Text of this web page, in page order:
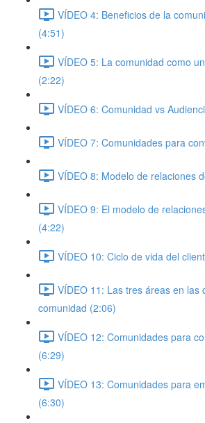
VÍDEO 4: Beneficios de la
(4:51)
VÍDEO 5: La comunidad como
(2:22)
VÍDEO 6: Comunidad vs
VÍDEO 7: Comunidades para
VÍDEO 8: Modelo de relaciones
VÍDEO 9: El modelo de
(4:22)
VÍDEO 10: Ciclo de vida del
VÍDEO 11: Las tres áreas en las
comunidad (2:06)
VÍDEO 12: Comunidades para
(6:29)
VÍDEO 13: Comunidades para
(6:30)